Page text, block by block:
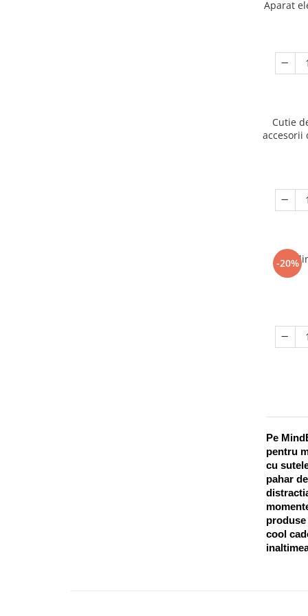
Aparat
Cutie
accesorii
-20%
Pe
pentru
cu
pahar
cool